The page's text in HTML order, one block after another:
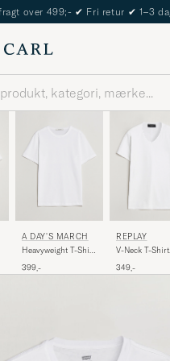
The Care of Carl Passport
A DAY'S MARCH
Heavyweight T-Shirt
399,-
REPLAY
V-Neck T-Shirt
349,-